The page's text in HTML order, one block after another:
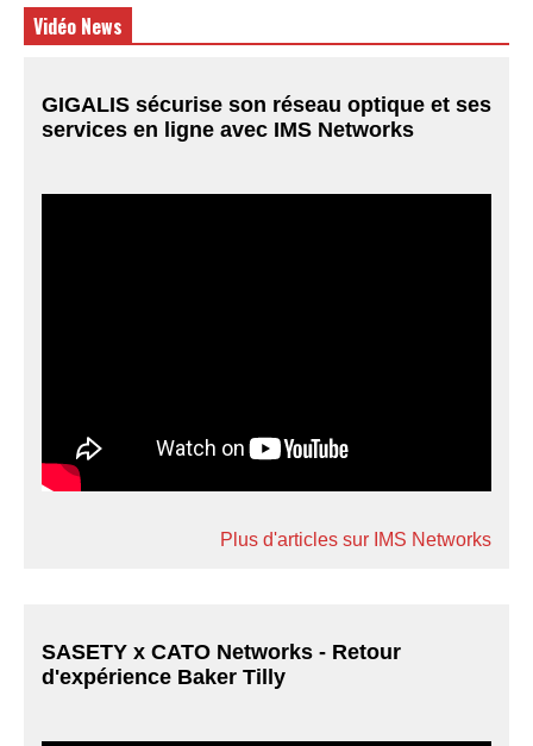
Vidéo News
GIGALIS sécurise son réseau optique et ses
services en ligne avec IMS Networks
Plus d'articles sur IMS Networks
SASETY x CATO Networks - Retour
d'expérience Baker Tilly